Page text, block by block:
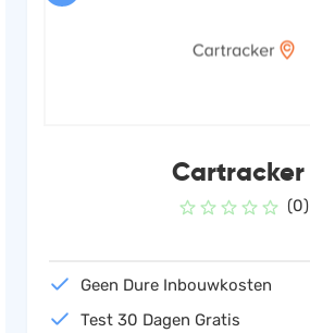
Cartracker
(0)
Geen Dure Inbouwkosten
Test 30 Dagen Gratis